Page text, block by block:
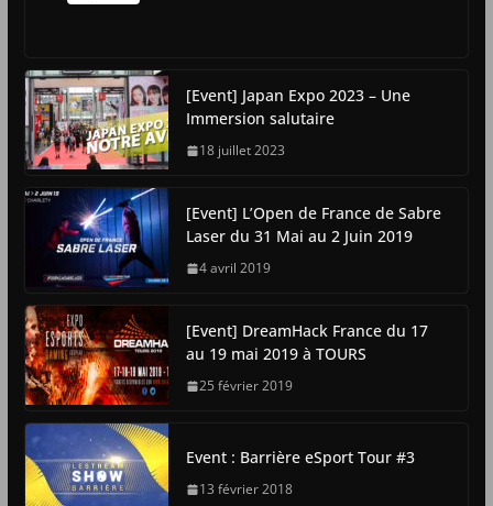
[Event] Japan Expo 2023 – Une
Immersion salutaire
18 juillet 2023
[Event] L’Open de France de Sabre
Laser du 31 Mai au 2 Juin 2019
4 avril 2019
[Event] DreamHack France du 17
au 19 mai 2019 à TOURS
25 février 2019
Event : Barrière eSport Tour #3
13 février 2018